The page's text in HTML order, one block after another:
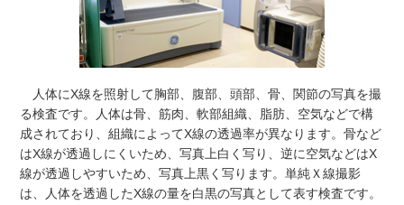
人体にX線を照射して胸部、腹部、頭部、骨、関節の写真を撮
る検査です。人体は骨、筋肉、軟部組織、脂肪、空気などで構
成されており、組織によってX線の透過率が異なります。骨など
はX線が透過しにくいため、写真上白く写り、逆に空気などはX
線が透過しやすいため、写真上黒く写ります。単純Ｘ線撮影
は、人体を透過したX線の量を白黒の写真として表す検査です。